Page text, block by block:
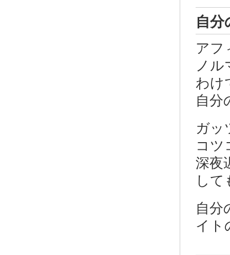
自
アフ
ノル
わけ
自分
ガッ
コツ
深夜
して
自分
イト